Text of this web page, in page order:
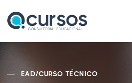
EAD/CURSO TÉCNICO